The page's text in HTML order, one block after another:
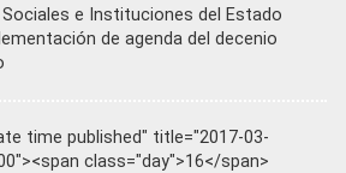
e Instituciones del Estado
de agenda del decenio
time published" title="2017-03-
class="day">16</span>